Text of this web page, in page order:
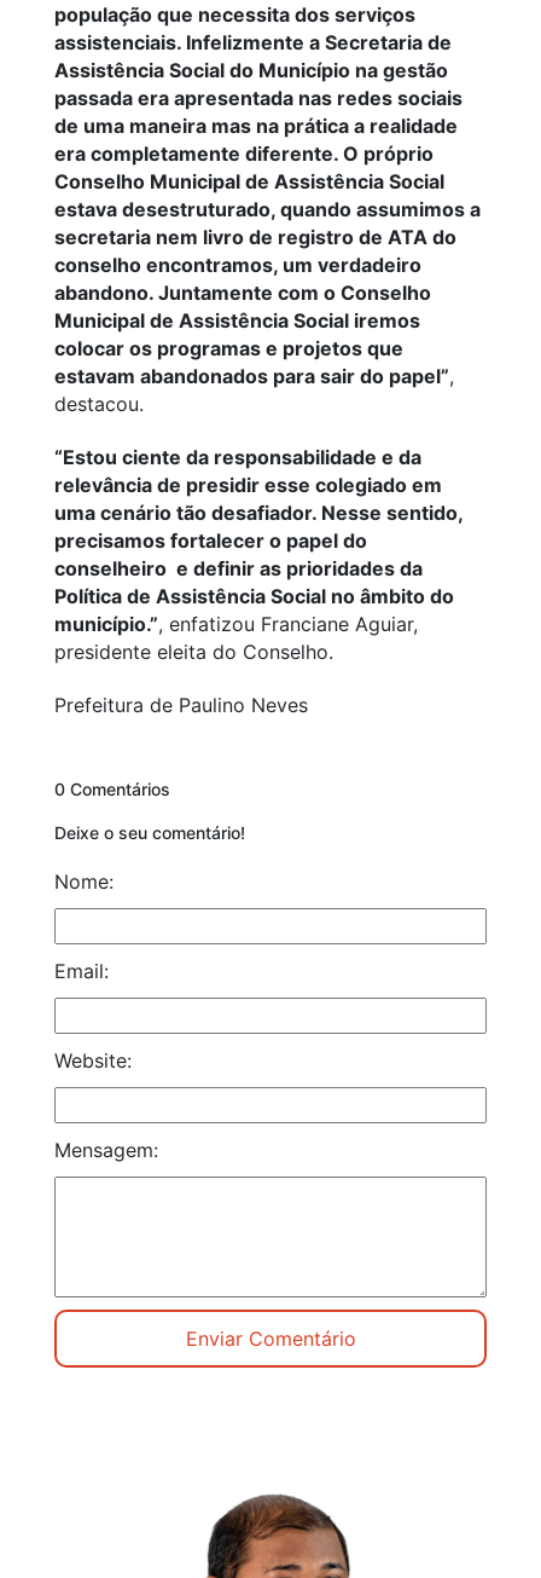
população que necessita dos serviços
assistenciais. Infelizmente a Secretaria de
Assistência Social do Município na gestão
passada era apresentada nas redes sociais
de uma maneira mas na prática a realidade
era completamente diferente. O próprio
Conselho Municipal de Assistência Social
estava desestruturado, quando assumimos a
secretaria nem livro de registro de ATA do
conselho encontramos, um verdadeiro
abandono. Juntamente com o Conselho
Municipal de Assistência Social iremos
colocar os programas e projetos que
estavam abandonados para sair do papel”,
destacou.
“Estou ciente da responsabilidade e da
relevância de presidir esse colegiado em
uma cenário tão desafiador. Nesse sentido,
precisamos fortalecer o papel do
conselheiro e definir as prioridades da
Política de Assistência Social no âmbito do
município.”, enfatizou Franciane Aguiar,
presidente eleita do Conselho.
Prefeitura de Paulino Neves
0 Comentários
Deixe o seu comentário!
Nome:
Email:
Website:
Mensagem: